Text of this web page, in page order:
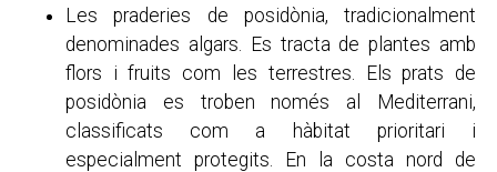
Les praderies de posidònia, tradicionalment
denominades algars. Es tracta de plantes amb
flors i fruits com les terrestres. Els prats de
posidònia es troben només al Mediterrani,
classificats com a hàbitat prioritari i
especialment protegits. En la costa nord de